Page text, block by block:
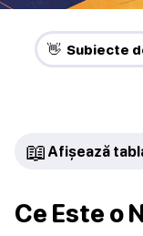
👋 Subiecte
📖 Afișează
Ce Este o